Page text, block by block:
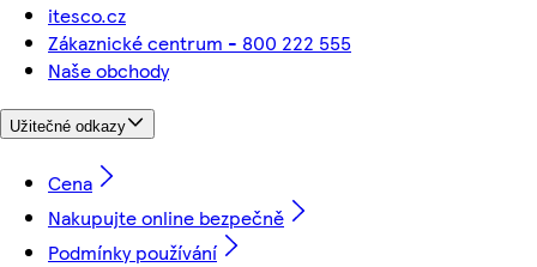
itesco.cz
Zákaznické centrum - 800 222 555
Naše obchody
Užitečné odkazy
Cena
Nakupujte online bezpečně
Podmínky používání